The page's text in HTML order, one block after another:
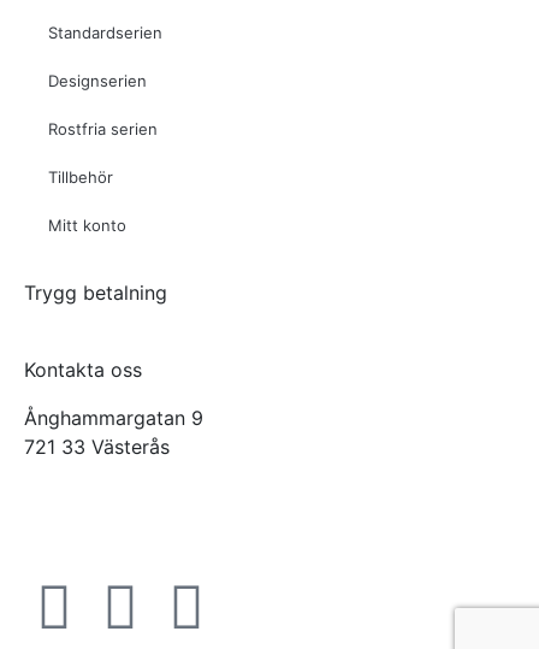
Standardserien
Designserien
Rostfria serien
Tillbehör
Mitt konto
Trygg betalning
Kontakta oss
Ånghammargatan 9
721 33 Västerås